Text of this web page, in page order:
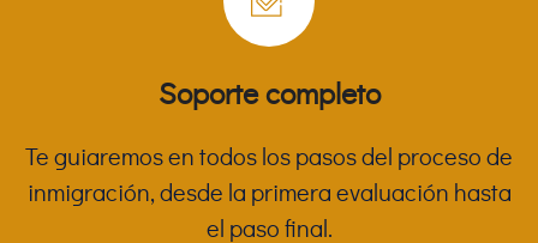
Soporte completo
Te guiaremos en todos los pasos del proceso de
inmigración, desde la primera evaluación hasta
el paso final.